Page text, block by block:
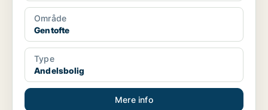
Område
Gentofte
Type
Andelsbolig
Mere info